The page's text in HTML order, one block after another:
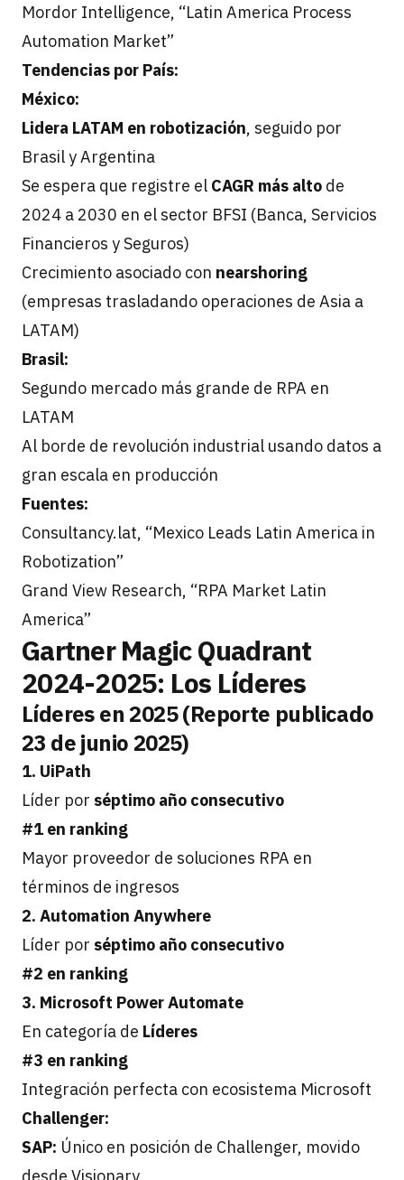
Mordor Intelligence, “Latin America Process
Automation Market”
Tendencias por País:
México:
Lidera LATAM en robotización, seguido por
Brasil y Argentina
Se espera que registre el CAGR más alto de
2024 a 2030 en el sector BFSI (Banca, Servicios
Financieros y Seguros)
Crecimiento asociado con nearshoring
(empresas trasladando operaciones de Asia a
LATAM)
Brasil:
Segundo mercado más grande de RPA en
LATAM
Al borde de revolución industrial usando datos a
gran escala en producción
Fuentes:
Consultancy.lat, “Mexico Leads Latin America in
Robotization”
Grand View Research, “RPA Market Latin
America”
Gartner Magic Quadrant
2024-2025: Los Líderes
Líderes en 2025 (Reporte publicado
23 de junio 2025)
1. UiPath
Líder por séptimo año consecutivo
#1 en ranking
Mayor proveedor de soluciones RPA en
términos de ingresos
2. Automation Anywhere
Líder por séptimo año consecutivo
#2 en ranking
3. Microsoft Power Automate
En categoría de Líderes
#3 en ranking
Integración perfecta con ecosistema Microsoft
Challenger:
SAP: Único en posición de Challenger, movido
desde Visionary